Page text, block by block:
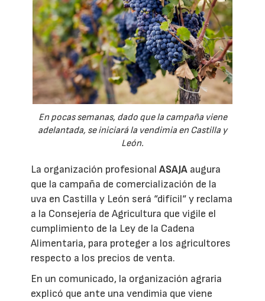
En pocas semanas, dado que la campaña viene
adelantada, se iniciará la vendimia en Castilla y
León.
La organización profesionalASAJA augura
que la campaña de comercialización de la
uva en Castilla y León será “difícil“ y reclama
a la Consejería de Agricultura que vigile el
cumplimiento de la Ley de la Cadena
Alimentaria, para proteger a los agricultores
respecto a los precios de venta.
En un comunicado, la organización agraria
explicó que ante una vendimia que viene